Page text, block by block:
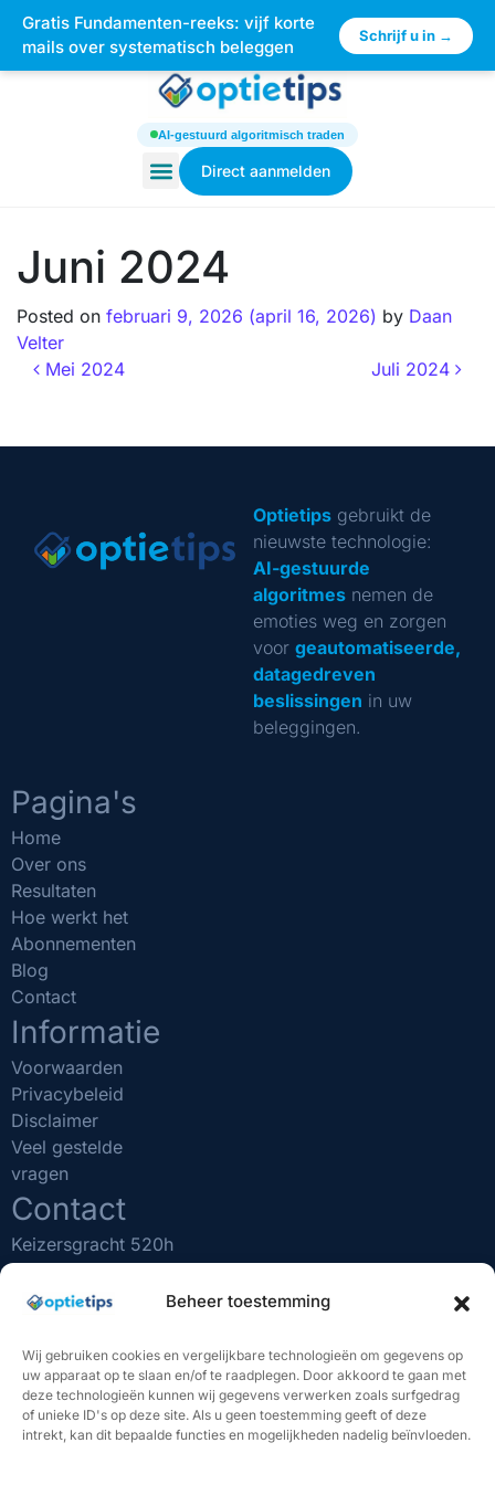
Beheer toestemming
Wij gebruiken cookies en vergelijkbare technologieën om gegevens op
uw apparaat op te slaan en/of te raadplegen. Door akkoord te gaan met
deze technologieën kunnen wij gegevens verwerken zoals surfgedrag
of unieke ID's op deze site. Als u geen toestemming geeft of deze
intrekt, kan dit bepaalde functies en mogelijkheden nadelig beïnvloeden.
AI-gestuurd algoritmisch traden
Direct aanmelden
Juni 2024
Posted on februari 9, 2026 (april 16, 2026) by Daan
Velter
Mei 2024
Juli 2024
Optietipsgebruikt de
nieuwste technologie:
AI-gestuurde
algoritmesnemen de
emoties weg en zorgen
voor geautomatiseerde,
datagedreven
beslissingen in uw
beleggingen.
Pagina's
Home
Over ons
Resultaten
Hoe werkt het
Abonnementen
Blog
Contact
Informatie
Voorwaarden
Privacybeleid
Disclaimer
Veel gestelde
vragen
Contact
Keizersgracht 520h
1017 EK Amsterdam
(020) 231 0610
KVK nr: 75481731
BELANGRIJK OM TE WETEN
"Beleggen brengt risico's met zich mee. U kunt (een deel
van) uw inleg verliezen. De handelssignalen van Optietips
Gratis Fundamenten-reeks: vijf korte
mails over systematisch beleggen
Schrijf u in → ×